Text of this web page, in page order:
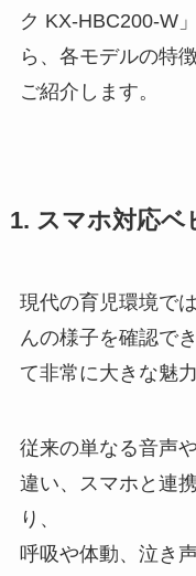
ク KX-HBC200-W
ら、各モデルの特
ご紹介します。
1. スマホ対応ベ
現代の育児環境で
んの様子を確認で
て非常に大きな魅
従来の単なる音声
違い、スマホと連
り、
呼吸や体動、泣き